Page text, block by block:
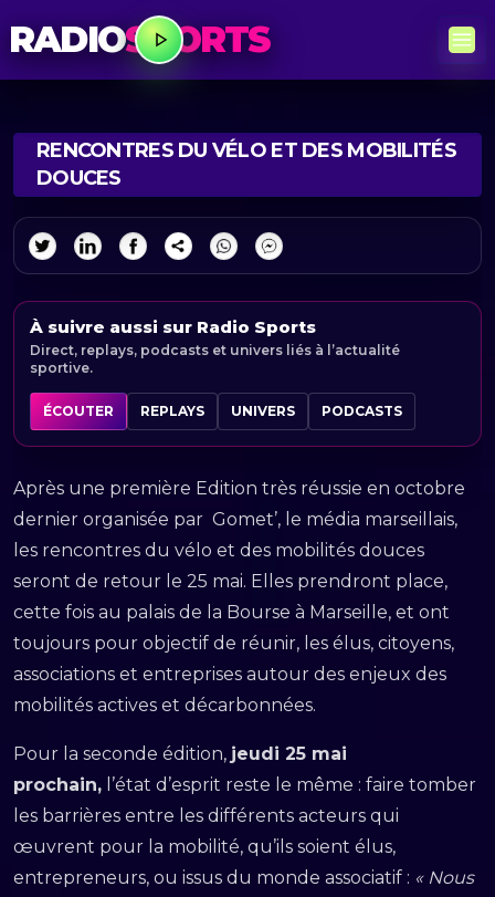
RADIOSPORTS
RENCONTRES DU VÉLO ET DES MOBILITÉS
DOUCES
À suivre aussi sur Radio Sports
Direct, replays, podcasts et univers liés à l’actualité
sportive.
ÉCOUTER REPLAYS UNIVERS PODCASTS
Après une première Edition très réussie en octobre
dernier organisée par Gomet’, le média marseillais,
les rencontres du vélo et des mobilités douces
seront de retour le 25 mai. Elles prendront place,
cette fois au palais de la Bourse à Marseille, et ont
toujours pour objectif de réunir, les élus, citoyens,
associations et entreprises autour des enjeux des
mobilités actives et décarbonnées.
Pour la seconde édition, jeudi 25 mai
prochain, l’état d’esprit reste le même : faire tomber
les barrières entre les différents acteurs qui
œuvrent pour la mobilité, qu’ils soient élus,
entrepreneurs, ou issus du monde associatif : « Nous